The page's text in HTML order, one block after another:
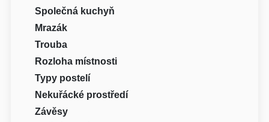
Společná kuchyň
Mrazák
Trouba
Rozloha místnosti
Typy postelí
Nekuřácké prostředí
Závěsy